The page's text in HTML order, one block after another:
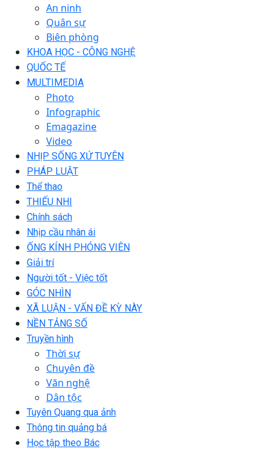
An ninh
Quân sự
Biên phòng
KHOA HỌC - CÔNG NGHỆ
QUỐC TẾ
MULTIMEDIA
Photo
Infographic
Emagazine
Video
NHỊP SỐNG XỨ TUYÊN
PHÁP LUẬT
Thể thao
THIẾU NHI
Chính sách
Nhịp cầu nhân ái
ỐNG KÍNH PHÓNG VIÊN
Giải trí
Người tốt - Việc tốt
GÓC NHÌN
XÃ LUẬN - VẤN ĐỀ KỲ NÀY
NỀN TẢNG SỐ
Truyền hình
Thời sự
Chuyên đề
Văn nghệ
Dân tộc
Tuyên Quang qua ảnh
Thông tin quảng bá
Học tập theo Bác